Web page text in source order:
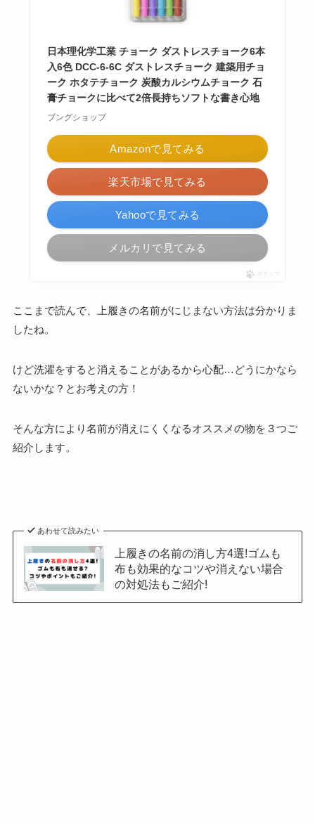
日本理化学工業 チョーク ダストレスチョーク6本
入6色 DCC-6-6C ダストレスチョーク 建築用チョ
ーク ホタテチョーク 炭酸カルシウムチョーク 石
膏チョークに比べて2倍長持ちソフトな書き心地
ブングショップ
Amazonで見てみる
楽天市場で見てみる
Yahooで見てみる
メルカリで見てみる
ポチップ
ここまで読んで、上履きの名前がにじまない方法は分かりま
したね。
けど洗濯をすると消えることがあるから心配…どうにかなら
ないかな？とお考えの方！
そんな方により名前が消えにくくなるオススメの物を３つご
紹介します。
あわせて読みたい
上履きの名前の消し方4選!ゴムも
布も効果的なコツや消えない場合
の対処法もご紹介!